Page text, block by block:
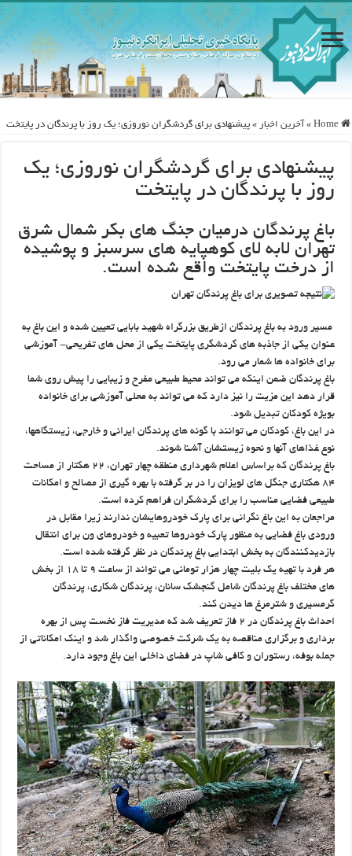
Home
» آخرین اخبار » پیشنهادی برای گردشگران نوروزی؛ یک روز با پرندگان در پایتخت
پیشنهادی برای گردشگران نوروزی؛ یک
روز با پرندگان در پایتخت
باغ پرندگان درمیان جنگ های بکر شمال شرق
تهران لابه لای کوهپایه های سرسبز و پوشیده
از درخت پایتخت واقع شده است.
مسیر ورود به باغ پرندگان ازطریق بزرگراه شهید بابایی تعیین شده و این باغ به
عنوان یکی از جاذبه های گردشگری پایتخت یکی از محل های تفریحی- آموزشی
برای خانواده ها شمار می رود.
باغ پرندگان ضمن اینکه می تواند محیط طبیعی مفرح و زیبایی را پیش روی شما
قرار دهد این مزیت را نیز دارد که می تواند به محلی آموزشی برای خانواده
بویژه کودکان تبدیل شود.
در این باغ، کودکان می توانند با گونه های پرندگان ایرانی و خارجی، زیستگاهها،
نوع غذاهای آنها و نحوه زیستشان آشنا شوند.
باغ پرندگان که براساس اعلام شهرداری منطقه چهار تهران، ۲۲ هکتار از مساحت
۸۴ هکتاری جنگل های لویزان را در بر گرفته با بهره گیری از مصالح و امکانات
طبیعی فضایی مناسب را برای گردشگران فراهم کرده است.
مراجعان به این باغ نگرانی برای پارک خودروهایشان ندارند زیرا مقابل در
ورودی باغ فضایی به منظور پارک خودروها تعبیه و خودروهای ون برای انتقال
بازدیدکنندگان به بخش ابتدایی باغ پرندگان در نظر گرفته شده است.
هر فرد با تهیه یک بلیت چهار هزار تومانی می تواند از ساعت ۹ تا ۱۸ از بخش
های مختلف باغ پرندگان شامل گنجشک سانان، پرندگان شکاری، پرندگان
گرمسیری و شترمرغ ها دیدن کند.
احداث باغ پرندگان در ۲ فاز تعریف شد که مدیریت فاز نخست پس از بهره
برداری و برگزاری مناقصه به یک شرکت خصوصی واگذار شد و اینک امکاناتی از
جمله بوفه، رستوران و کافی شاپ در فضای داخلی این باغ وجود دارد.